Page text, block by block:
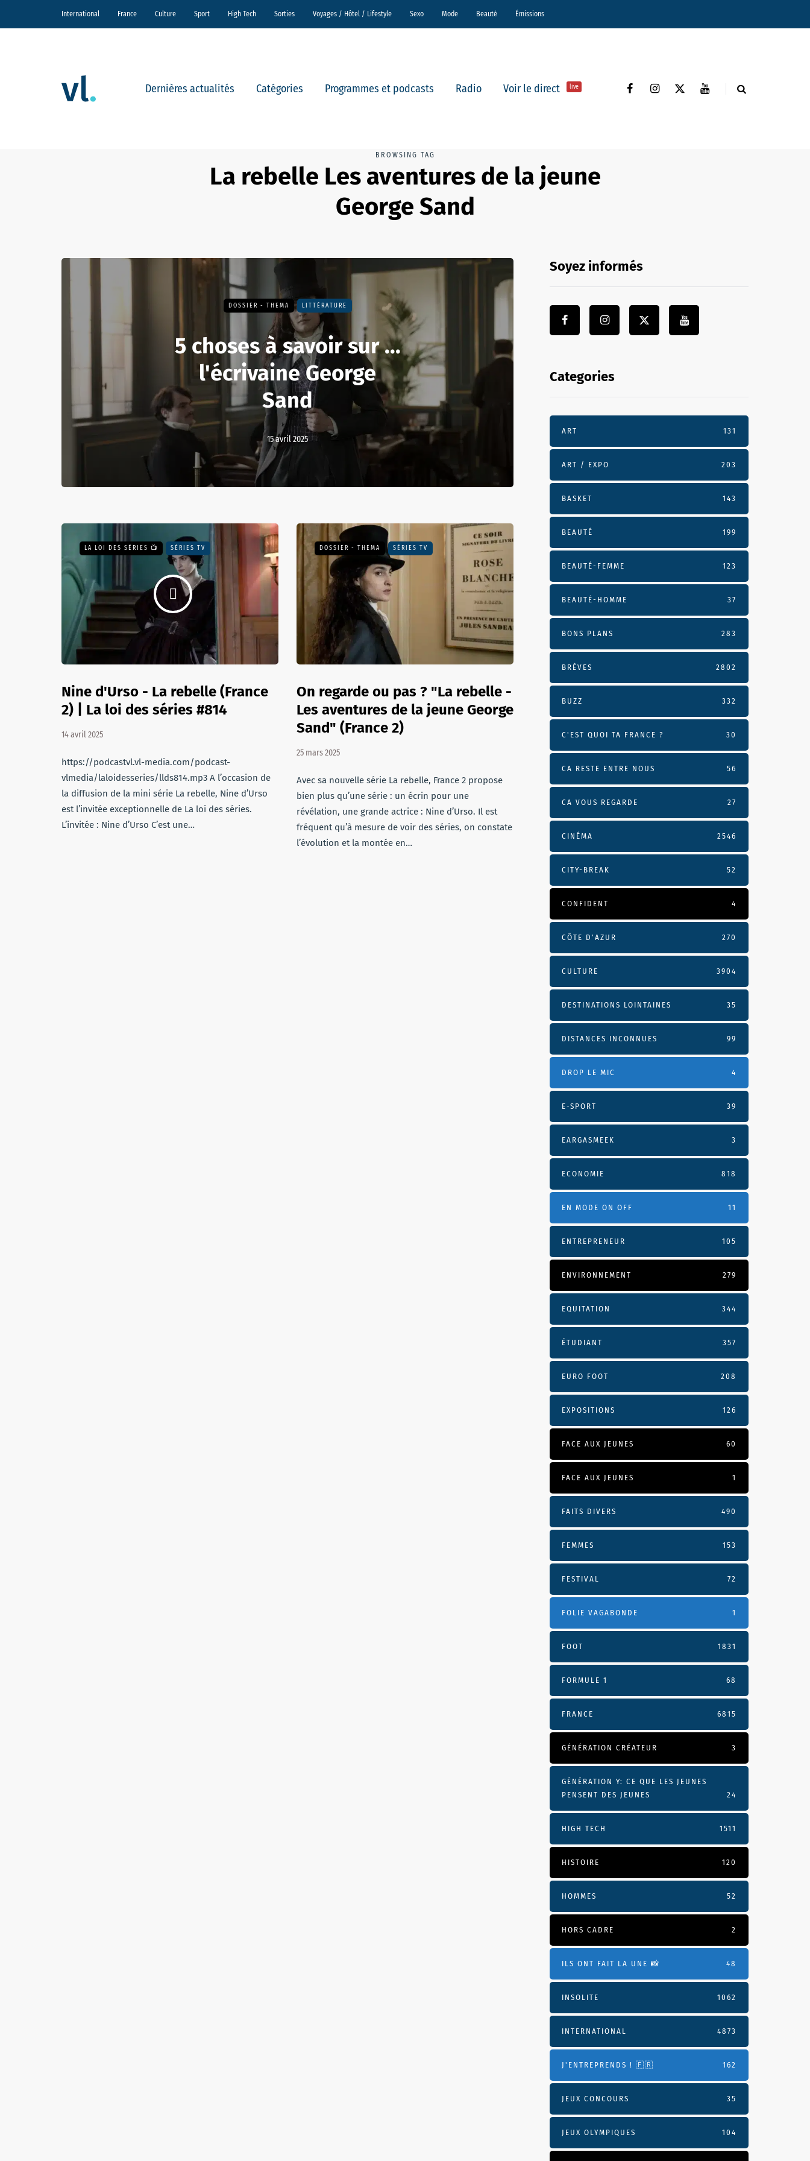
International France Culture Sport High Tech Sorties Voyages / Hôtel / Lifestyle Sexo Mode Beauté Émissions
Dernières actualités Catégories Programmes et podcasts Radio Voir le direct live
BROWSING TAG
La rebelle Les aventures de la jeune
George Sand
DOSSIER - THEMA LITTÉRATURE
5 choses à savoir sur ...
l'écrivaine George
Sand
15 avril 2025
LA LOI DES SÉRIES 📺 SÉRIES TV
Nine d'Urso - La rebelle (France
2) | La loi des séries #814
14 avril 2025
https://podcastvl.vl-media.com/podcast-
vlmedia/laloidesseries/llds814.mp3 A l’occasion de
la diffusion de la mini série La rebelle, Nine d’Urso
est l’invitée exceptionnelle de La loi des séries.
L’invitée : Nine d’Urso C’est une…
DOSSIER - THEMA SÉRIES TV
On regarde ou pas ? "La rebelle -
Les aventures de la jeune George
Sand" (France 2)
25 mars 2025
Avec sa nouvelle série La rebelle, France 2 propose
bien plus qu’une série : un écrin pour une
révélation, une grande actrice : Nine d’Urso. Il est
fréquent qu’à mesure de voir des séries, on constate
l’évolution et la montée en…
Soyez informés
Categories
ART 131
ART / EXPO 203
BASKET 143
BEAUTÉ 199
BEAUTÉ-FEMME 123
BEAUTÉ-HOMME 37
BONS PLANS 283
BRÈVES 2802
BUZZ 332
C'EST QUOI TA FRANCE ? 30
CA RESTE ENTRE NOUS 56
CA VOUS REGARDE 27
CINÉMA 2546
CITY-BREAK 52
CONFIDENT 4
CÔTE D’AZUR 270
CULTURE 3904
DESTINATIONS LOINTAINES 35
DISTANCES INCONNUES 99
DROP LE MIC 4
E-SPORT 39
EARGASMEEK 3
ECONOMIE 818
EN MODE ON OFF 11
ENTREPRENEUR 105
ENVIRONNEMENT 279
EQUITATION 344
ÉTUDIANT 357
EURO FOOT 208
EXPOSITIONS 126
FACE AUX JEUNES 60
FACE AUX JEUNES 1
FAITS DIVERS 490
FEMMES 153
FESTIVAL 72
FOLIE VAGABONDE 1
FOOT 1831
FORMULE 1 68
FRANCE 6815
GÉNÉRATION CRÉATEUR 3
GÉNÉRATION Y: CE QUE LES JEUNES
PENSENT DES JEUNES
24
HIGH TECH 1511
HISTOIRE 120
HOMMES 52
HORS CADRE 2
ILS ONT FAIT LA UNE 📸 48
INSOLITE 1062
INTERNATIONAL 4873
J'ENTREPRENDS ! 🇫🇷 162
JEUX CONCOURS 35
JEUX OLYMPIQUES 104